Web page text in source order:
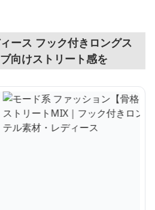
ース フック付きロングス
向けストリート感を